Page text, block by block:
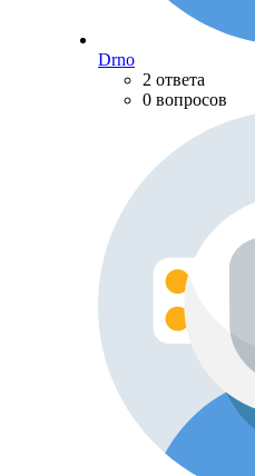
Drno
2 ответа
0 вопросов